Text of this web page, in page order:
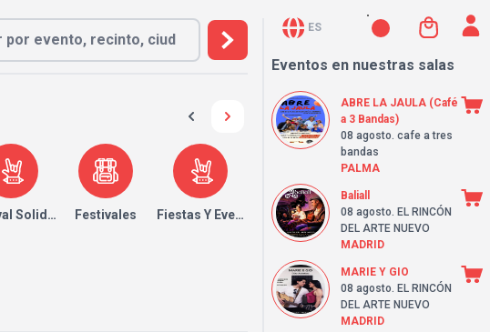
Solidario Festivales Fiestas Y Eventos
ES
Eventos en nuestras salas
ABRE LA JAULA (Café
a 3 Bandas)
08 agosto. cafe a tres
bandas
PALMA
Baliall
08 agosto. EL RINCÓN
DEL ARTE NUEVO
MADRID
MARIE Y GIO
08 agosto. EL RINCÓN
DEL ARTE NUEVO
MADRID